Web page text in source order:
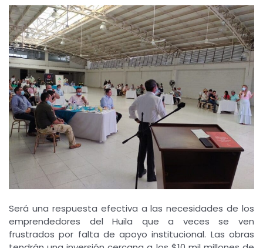
Será una respuesta efectiva a las necesidades de los
emprendedores del Huila que a veces se ven
frustrados por falta de apoyo institucional. Las obras